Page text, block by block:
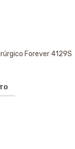
Forever 4129S